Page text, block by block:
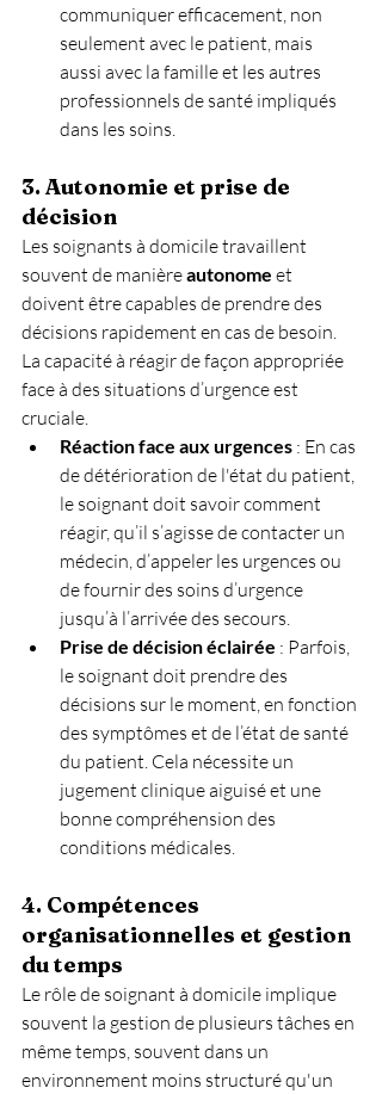
communiquer efficacement, non
seulement avec le patient, mais
aussi avec la famille et les autres
professionnels de santé impliqués
dans les soins.
3. Autonomie et prise de
décision
Les soignants à domicile travaillent
souvent de manière autonome et
doivent être capables de prendre des
décisions rapidement en cas de besoin.
La capacité à réagir de façon appropriée
face à des situations d’urgence est
cruciale.
Réaction face aux urgences : En cas
de détérioration de l'état du patient,
le soignant doit savoir comment
réagir, qu’il s’agisse de contacter un
médecin, d’appeler les urgences ou
de fournir des soins d’urgence
jusqu’à l’arrivée des secours.
Prise de décision éclairée : Parfois,
le soignant doit prendre des
décisions sur le moment, en fonction
des symptômes et de l’état de santé
du patient. Cela nécessite un
jugement clinique aiguisé et une
bonne compréhension des
conditions médicales.
4. Compétences
organisationnelles et gestion
du temps
Le rôle de soignant à domicile implique
souvent la gestion de plusieurs tâches en
même temps, souvent dans un
environnement moins structuré qu'un